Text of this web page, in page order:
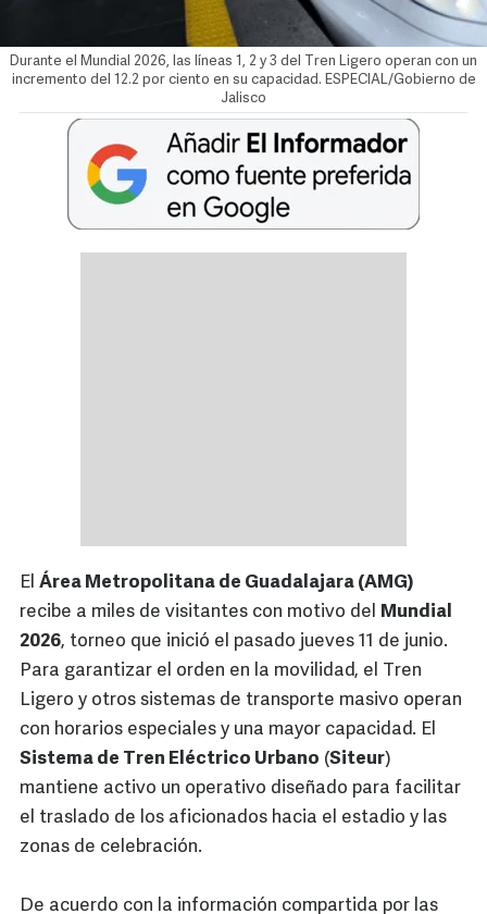
Durante el Mundial 2026, las líneas 1, 2 y 3 del Tren Ligero operan con un
incremento del 12.2 por ciento en su capacidad. ESPECIAL/Gobierno de
Jalisco
El Área Metropolitana de Guadalajara (AMG)
recibe a miles de visitantes con motivo del Mundial
2026, torneo que inició el pasado jueves 11 de junio.
Para garantizar el orden en la movilidad, el Tren
Ligero y otros sistemas de transporte masivo operan
con horarios especiales y una mayor capacidad. El
Sistema de Tren Eléctrico Urbano (Siteur)
mantiene activo un operativo diseñado para facilitar
el traslado de los aficionados hacia el estadio y las
zonas de celebración.
De acuerdo con la información compartida por las